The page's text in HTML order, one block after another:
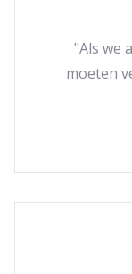
"Als we
moeten